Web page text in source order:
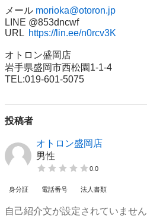
メール morioka@otoron.jp
LINE @853dncwf
URL https://lin.ee/n0rcv3K
オトロン盛岡店
岩手県盛岡市西松園1-1-4
TEL:019-601-5075
投稿者
オトロン盛岡店
男性
0.0
身分証 電話番号 法人書類
自己紹介文が設定されていません